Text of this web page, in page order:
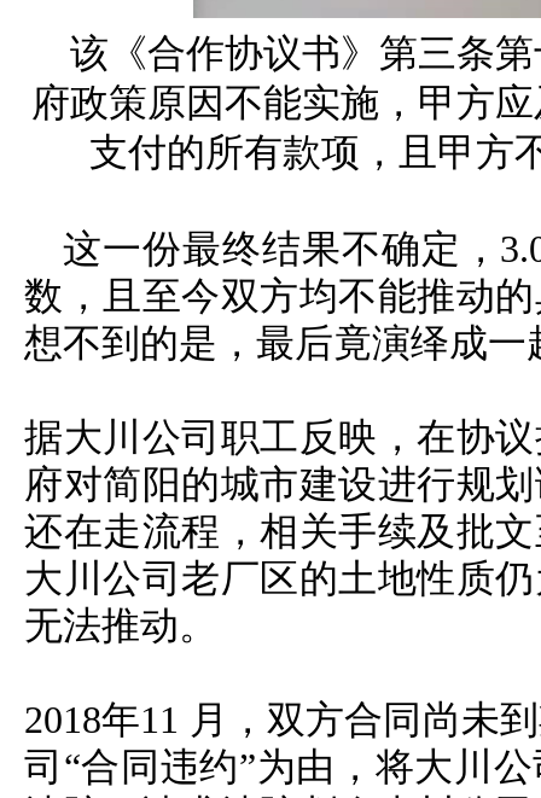
该《合作协议书》第三条
府政策原因不能实施，甲方
支付的所有款项，且甲方
这一份最终结果不确定，
数，且至今双方均不能推动
想不到的是，最后竟演绎成
据大川公司职工反映，在协
府对简阳的城市建设进行规
还在走流程，相关手续及批
大川公司老厂区的土地性质
无法推动。
2018年11 月，双方合同尚未
司“合同违约”为由，将大川